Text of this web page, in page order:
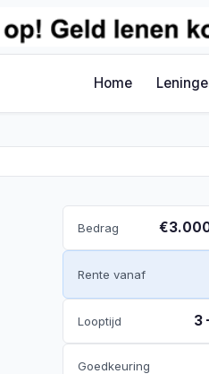
Home
Bedrag
Rente vanaf
Looptijd 3
Goedkeuring